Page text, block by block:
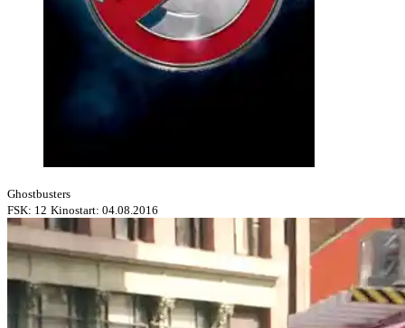
Ghostbusters
FSK: 12 Kinostart: 04.08.2016